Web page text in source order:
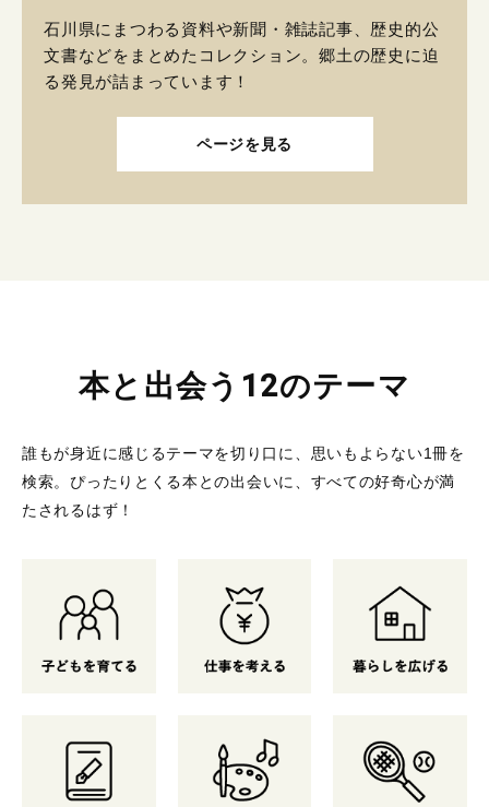
石川県にまつわる資料や新聞・雑誌記事、歴史的公
文書などをまとめたコレクション。郷土の歴史に迫
る発見が詰まっています！
ページを見る
本と出会う12のテーマ
誰もが身近に感じるテーマを切り口に、思いもよらない1冊を
検索。 ぴったりとくる本との出会いに、すべての好奇心が満
たされるはず！